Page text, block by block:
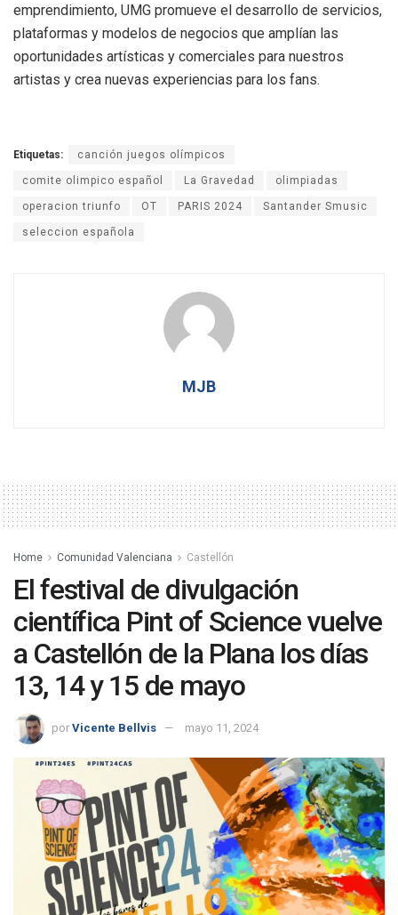
emprendimiento, UMG promueve el desarrollo de servicios,
plataformas y modelos de negocios que amplían las
oportunidades artísticas y comerciales para nuestros
artistas y crea nuevas experiencias para los fans.
Etiquetas: canción juegos olímpicos
comite olimpico español La Gravedad olimpiadas
operacion triunfo OT PARIS 2024 Santander Smusic
seleccion española
MJB
Home Comunidad Valenciana Castellón
El festival de divulgación
científica Pint of Science vuelve
a Castellón de la Plana los días
13, 14 y 15 de mayo
por Vicente Bellvis mayo 11, 2024